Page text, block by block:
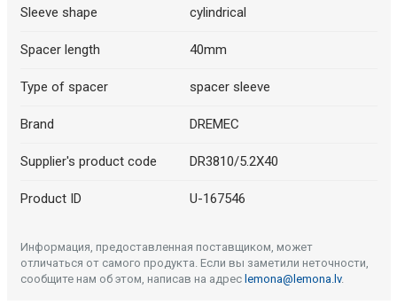
Sleeve shape cylindrical
Spacer length 40mm
Type of spacer spacer sleeve
Brand DREMEC
Supplier's product code DR3810/5.2X40
Product ID U-167546
Информация, предоставленная поставщиком, может
отличаться от самого продукта. Если вы заметили неточности,
сообщите нам об этом, написав на адрес lemona@lemona.lv.